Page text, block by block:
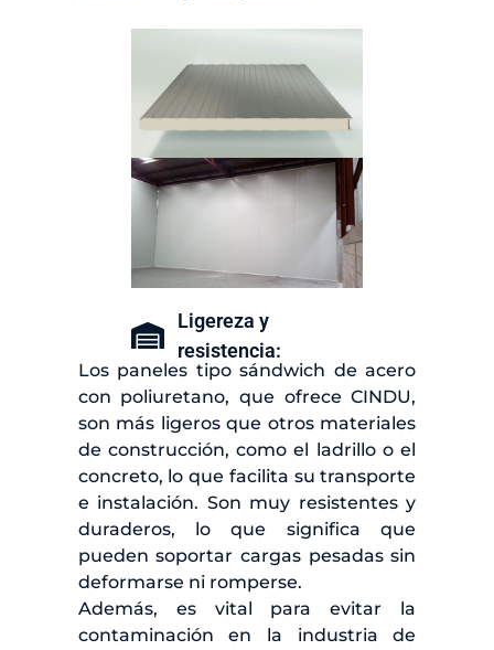
Ligereza y
resistencia:
Los paneles tipo sándwich de acero
con poliuretano, que ofrece CINDU,
son más ligeros que otros materiales
de construcción, como el ladrillo o el
concreto, lo que facilita su transporte
e instalación. Son muy resistentes y
duraderos, lo que significa que
pueden soportar cargas pesadas sin
deformarse ni romperse.
Además, es vital para evitar la
contaminación en la industria de